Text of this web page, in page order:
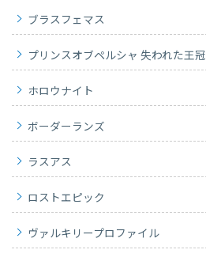
ブラスフェマス
プリンスオブペルシャ 失われた王冠
ホロウナイト
ボーダーランズ
ラスアス
ロストエピック
ヴァルキリープロファイル